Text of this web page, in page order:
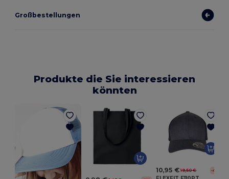
Großbestellungen
Produkte die Sie interessieren
könnten
10,95 € 19,50 € -44%